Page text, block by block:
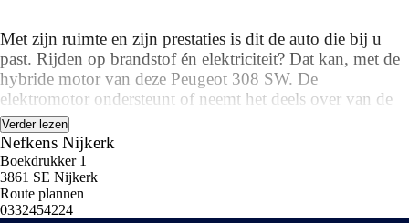
Met zijn ruimte en zijn prestaties is dit de auto die bij u
past. Rijden op brandstof én elektriciteit? Dat kan, met de
hybride motor van deze Peugeot 308 SW. De
elektromotor ondersteunt of neemt het deels over van de
brandstofmotor als dat uitkomt. Scheelt lekker in de
kosten! Altijd een goede zitpositie bij iedere snelheid,
dankzij de sportstoelen. Verder is de Peugeot uitgerust
met: 17 inch lichtmetalen velgen, Full LED koplampen,
geluidsisolerende ramen, in delen neerklapbare
achterbank, LED-achterlichten en verstelbare
Verder lezen
Nefkens Nijkerk
Boekdrukker 1
3861 SE Nijkerk
Route plannen
0332454224